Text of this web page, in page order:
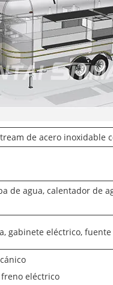
de acero inoxidable
de agua, calentador de
gabinete eléctrico,
eléctrico